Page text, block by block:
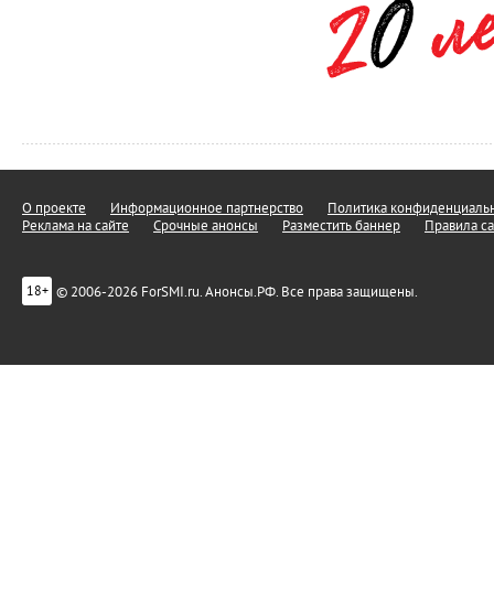
О проекте Информационное партнерство
Политика
Реклама на сайте
Срочные анонсы Разместить баннер Правила
18+ © 2006-2026 ForSMI.ru. Анонсы.РФ. Все права защищены.